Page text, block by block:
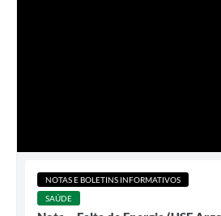
NOTAS E BOLETINS INFORMATIVOS
SAÚDE